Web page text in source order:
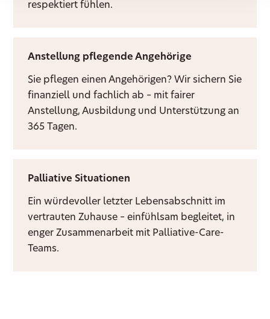
respektiert fühlen.
Anstellung pflegende Angehörige
Sie pflegen einen Angehörigen? Wir sichern Sie
finanziell und fachlich ab – mit fairer
Anstellung, Ausbildung und Unterstützung an
365 Tagen.
Palliative Situationen
Ein würdevoller letzter Lebensabschnitt im
vertrauten Zuhause – einfühlsam begleitet, in
enger Zusammenarbeit mit Palliative-Care-
Teams.